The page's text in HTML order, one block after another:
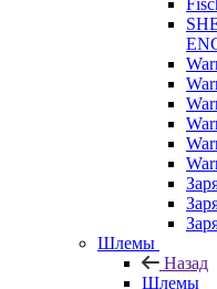
Шлемы
Назад
Шлемы